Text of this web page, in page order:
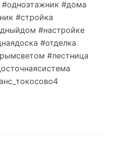
#дома
#стройка
#настройке
#отделка
#лестница